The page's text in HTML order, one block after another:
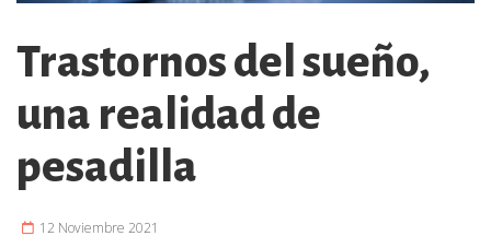
Trastornos del sueño,
una realidad de
pesadilla
12 Noviembre 2021